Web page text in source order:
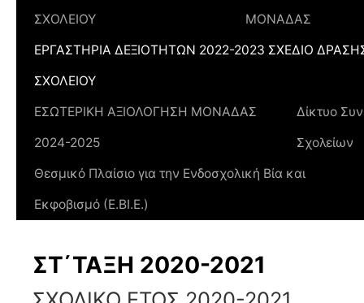
ΣΧΟΛΕΙΟΥ
ΜΟΝΑΔΑΣ
ΕΡΓΑΣΤΗΡΙΑ ΔΕΞΙΟΤΗΤΩΝ 2022-2023 ΣΧΕΔΙΟ
ΣΧΟΛΕΙΟΥ
ΕΣΩΤΕΡΙΚΗ ΑΞΙΟΛΟΓΗΣΗ ΜΟΝΑΔΑΣ
2024-2025
Δίκτυο
Σχολείων
Θεσμικό Πλαίσιο για την Ενδοσχολική Βία και
Εκφοβισμό (Ε.ΒΙ.Ε.)
ΣΤ΄ΤΑΞΗ 2020-2021